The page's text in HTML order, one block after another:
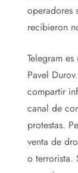
operadores
recibieron
Telegram
Pavel
compartir
canal de
protestas.
venta de
o terrorista.